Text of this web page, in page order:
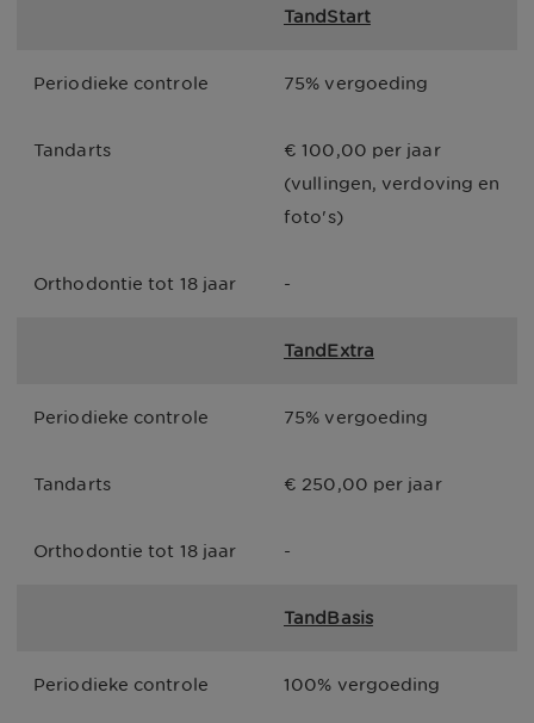
TandStart
Periodieke controle 75% vergoeding
Tandarts
€ 100,00 per jaar
(vullingen, verdoving en
foto's)
Orthodontie tot 18 jaar -
TandExtra
Periodieke controle 75% vergoeding
Tandarts € 250,00 per jaar
Orthodontie tot 18 jaar -
TandBasis
Periodieke controle 100% vergoeding